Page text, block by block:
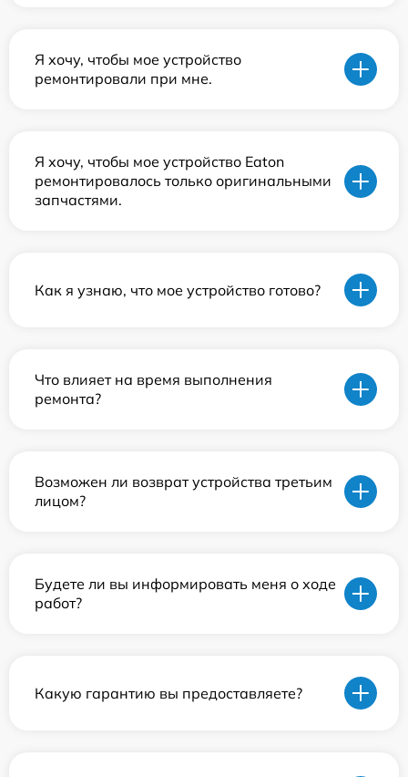
Я хочу, чтобы мое устройство
ремонтировали при мне.
Я хочу, чтобы мое устройство Eaton
ремонтировалось только оригинальными
запчастями.
Как я узнаю, что мое устройство готово?
Что влияет на время выполнения
ремонта?
Возможен ли возврат устройства третьим
лицом?
Будете ли вы информировать меня о ходе
работ?
Какую гарантию вы предоставляете?